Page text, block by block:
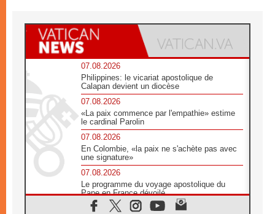
07.08.2026
Philippines: le vicariat apostolique de
Calapan devient un diocèse
07.08.2026
«La paix commence par l'empathie» estime
le cardinal Parolin
07.08.2026
En Colombie, «la paix ne s'achète pas avec
une signature»
07.08.2026
Le programme du voyage apostolique du
Pape en France dévoilé
07.08.2026